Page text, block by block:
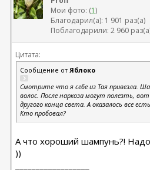
Мои фото: (1)
Благодарил(а): 1 901 раз(а)
Поблагодарили: 2 960
Цитата:
Сообщение отЯблоко
Смотрите что я себе из Тая привезла.
волос. После наркоза могут полезть,
другого конца света. А оказалось все
Кто пробовал?
А что хороший шампунь?!
))